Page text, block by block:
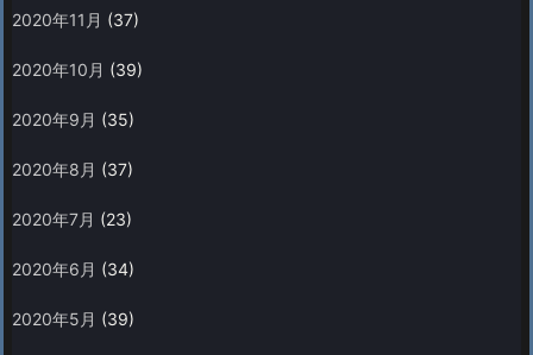
2020年11月 (37)
2020年10月 (39)
2020年9月 (35)
2020年8月 (37)
2020年7月 (23)
2020年6月 (34)
2020年5月 (39)